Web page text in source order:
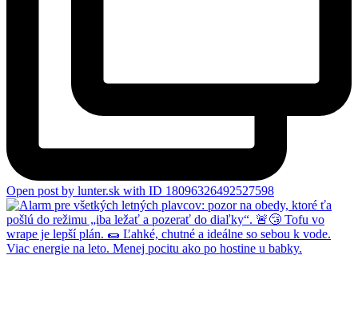
Open post by lunter.sk with ID 18096326492527598